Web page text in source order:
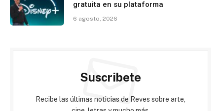
gratuita en su plataforma
6 agosto, 2026
Suscribete
Recibe las últimas noticias de Reves sobre arte,